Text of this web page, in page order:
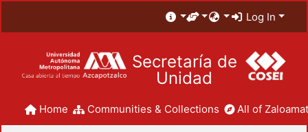
Log In
Secretaría de
Unidad
Home Communities & Collections All of